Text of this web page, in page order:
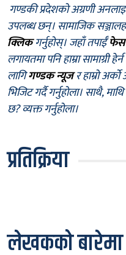
गण्डकी प्रदेशको अग्रणी
उपलब्ध छन्। सामाजिक
क्लिकगर्नुहोस्। जहाँ तपाईँ
लगायतमा पनि हाम्रा सामाग्री
लागिगण्डक न्यूजर हाम्रो
भिजिट गर्दै गर्नुहोला। साथै,
छ? व्यक्त गर्नुहोला।
प्रतिक्रिया
लेखकको बारेमा